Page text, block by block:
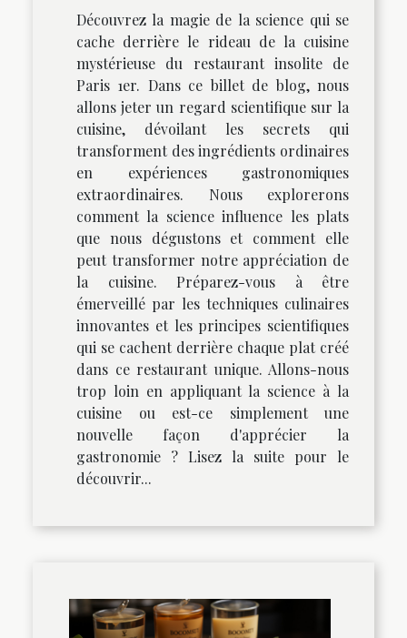
Découvrez la magie de la science qui se
cache derrière le rideau de la cuisine
mystérieuse du restaurant insolite de
Paris 1er. Dans ce billet de blog, nous
allons jeter un regard scientifique sur la
cuisine, dévoilant les secrets qui
transforment des ingrédients ordinaires
en expériences gastronomiques
extraordinaires. Nous explorerons
comment la science influence les plats
que nous dégustons et comment elle
peut transformer notre appréciation de
la cuisine. Préparez-vous à être
émerveillé par les techniques culinaires
innovantes et les principes scientifiques
qui se cachent derrière chaque plat créé
dans ce restaurant unique. Allons-nous
trop loin en appliquant la science à la
cuisine ou est-ce simplement une
nouvelle façon d'apprécier la
gastronomie ? Lisez la suite pour le
découvrir...